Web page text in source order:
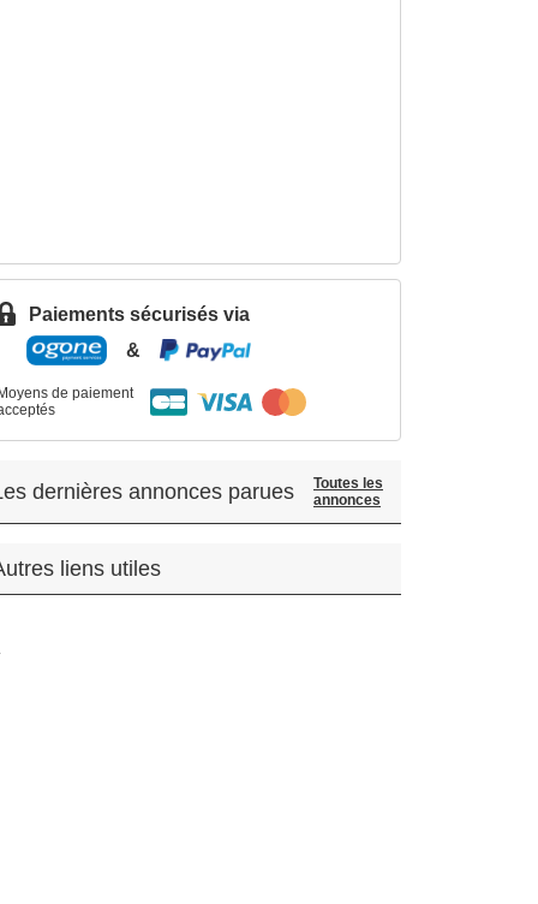
Paiements sécurisés via
&
Moyens de paiement
dernières annonces parues
Toutes les
annonces
liens utiles
.